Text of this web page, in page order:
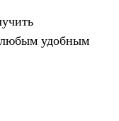
любым удобным